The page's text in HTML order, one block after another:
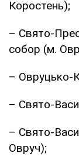
Коростень);
– Свято-
собор (м.
– Овруцько-
– Свято-
– Свято-
Овруч);